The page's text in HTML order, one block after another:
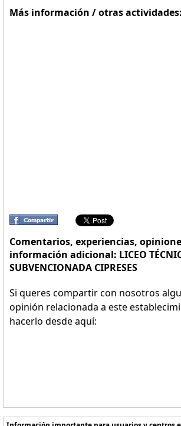
Más información / otras actividades:
Comentarios, experiencias,
información adicional: LICEO
SUBVENCIONADA CIPRESES
Si queres compartir con nosotros
opinión relacionada a este
hacerlo desde aquí: